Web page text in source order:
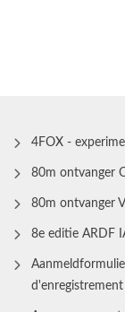
4FOX -
80m ontvanger
80m ontvanger
8e editie ARDF
d'enregistrement